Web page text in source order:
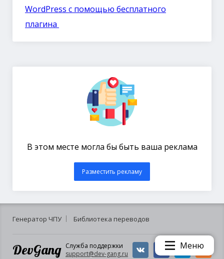
WordPress с помощью бесплатного
плагина
В этом месте могла бы быть ваша реклама
Разместить рекламу
Генератор ЧПУ Библиотека переводов
DevGang Служба поддержки
support@dev-gang.ru
Меню